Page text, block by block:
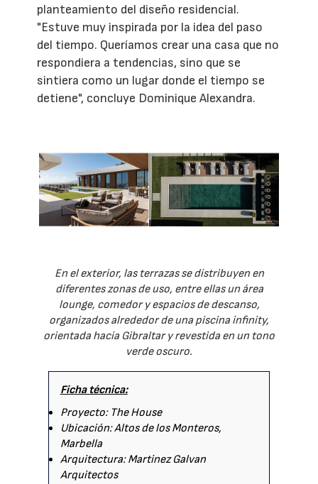
planteamiento del diseño residencial.
"Estuve muy inspirada por la idea del paso
del tiempo. Queríamos crear una casa que no
respondiera a tendencias, sino que se
sintiera como un lugar donde el tiempo se
detiene", concluye Dominique Alexandra.
En el exterior, las terrazas se distribuyen en
diferentes zonas de uso, entre ellas un área
lounge, comedor y espacios de descanso,
organizados alrededor de una piscina infinity,
orientada hacia Gibraltar y revestida en un tono
verde oscuro.
Ficha técnica:
Proyecto: The House
Ubicación: Altos de los Monteros,
Marbella
Arquitectura: Martinez Galvan
Arquitectos